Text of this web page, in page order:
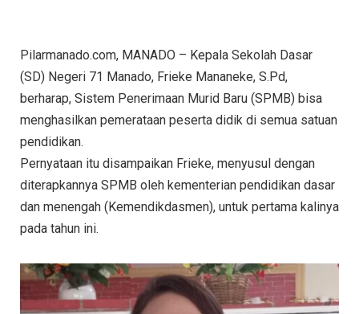
Pilarmanado.com, MANADO – Kepala Sekolah Dasar
(SD) Negeri 71 Manado, Frieke Mananeke, S.Pd,
berharap, Sistem Penerimaan Murid Baru (SPMB) bisa
menghasilkan pemerataan peserta didik di semua satuan
pendidikan.
Pernyataan itu disampaikan Frieke, menyusul dengan
diterapkannya SPMB oleh kementerian pendidikan dasar
dan menengah (Kemendikdasmen), untuk pertama kalinya
pada tahun ini.